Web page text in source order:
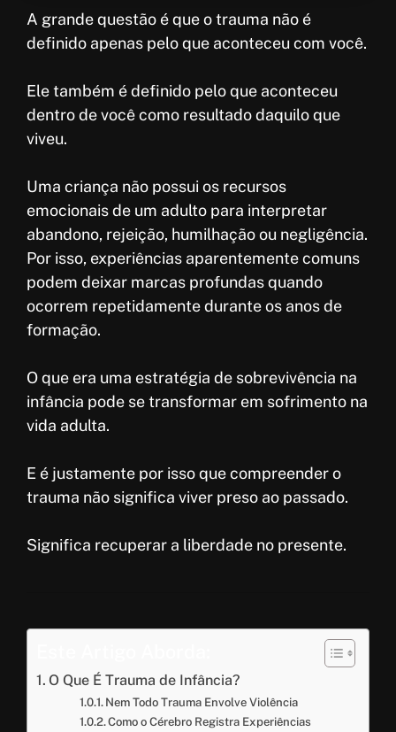
A grande questão é que o trauma não é
definido apenas pelo que aconteceu com você.
Ele também é definido pelo que aconteceu
dentro de você como resultado daquilo que
viveu.
Uma criança não possui os recursos
emocionais de um adulto para interpretar
abandono, rejeição, humilhação ou negligência.
Por isso, experiências aparentemente comuns
podem deixar marcas profundas quando
ocorrem repetidamente durante os anos de
formação.
O que era uma estratégia de sobrevivência na
infância pode se transformar em sofrimento na
vida adulta.
E é justamente por isso que compreender o
trauma não significa viver preso ao passado.
Significa recuperar a liberdade no presente.
O Que É Trauma de Infância?
Nem Todo Trauma Envolve Violência
Como o Cérebro Registra Experiências